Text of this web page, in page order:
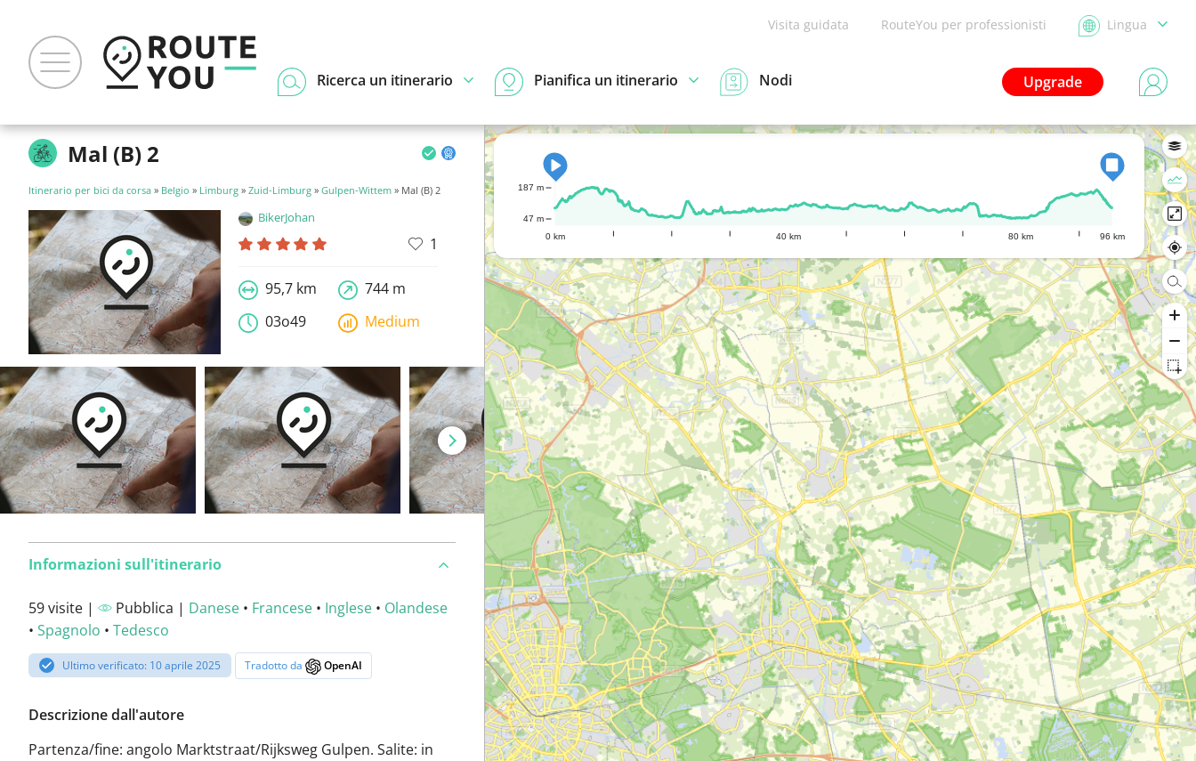
Visita guidata RouteYou per professionisti Lingua
Upgrade
Ricerca un itinerario Pianifica un itinerario Nodi
Mal (B) 2
Itinerario per bici da corsa » Belgio » Limburg » Zuid-Limburg » Gulpen-Wittem » Mal (B) 2
BikerJohan
1
95,7 km
744 m
03o49
Medium
Informazioni sull'itinerario
59 visite | Pubblica | Danese • Francese • Inglese • Olandese
• Spagnolo • Tedesco
Ultimo verificato: 10 aprile 2025 Tradotto da OpenAI
Descrizione dall'autore
Partenza/fine: angolo Marktstraat/Rijksweg Gulpen. Salite: in
0 km 40 km 80 km 96 km
47 m
187 m